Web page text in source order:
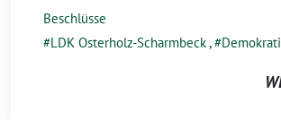
Beschlüsse
LDK Osterholz-Scharmbeck,